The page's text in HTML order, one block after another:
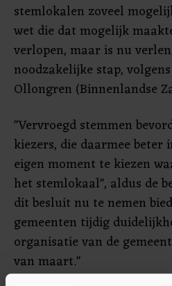
stemlokalen zoveel
wet die dat mogelijk
verlopen, maar is nu
noodzakelijke stap,
Ollongren (Binnenlandse
"Vervroegd stemmen
kiezers, die daarmee
eigen moment te kiezen
het stemlokaal", aldus de
dit besluit nu te nemen
gemeenten tijdig
organisatie van de
van maart."